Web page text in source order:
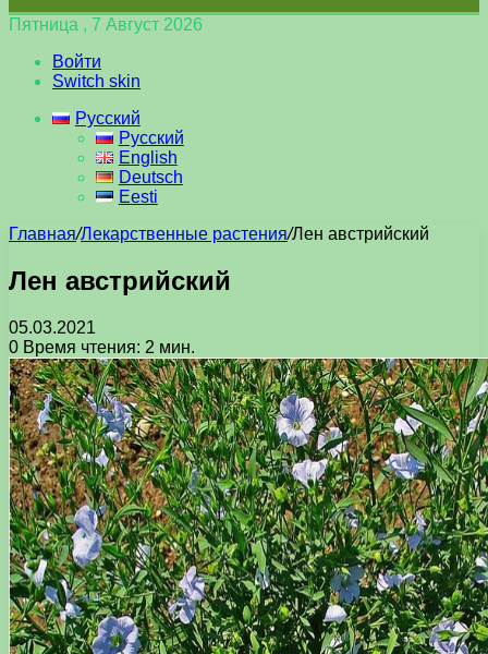
Пятница , 7 Август 2026
Войти
Switch skin
Русский
Русский
English
Deutsch
Eesti
Главная/Лекарственные растения/Лен австрийский
Лен австрийский
05.03.2021
0 Время чтения: 2 мин.